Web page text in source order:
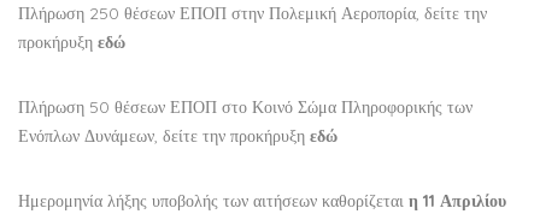
Πλήρωση 250 θέσεων ΕΠΟΠ στην Πολεμική Αεροπορία, δείτε την
προκήρυξη εδώ
Πλήρωση 50 θέσεων ΕΠΟΠ στο Κοινό Σώμα Πληροφορικής των
Ενόπλων Δυνάμεων, δείτε την προκήρυξη εδώ
Ημερομηνία λήξης υποβολής των αιτήσεων καθορίζεται η 11 Απριλίου